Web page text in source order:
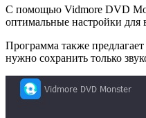
С помощью Vidmore DVD
оптимальные настройки для
Программа также
нужно сохранить только